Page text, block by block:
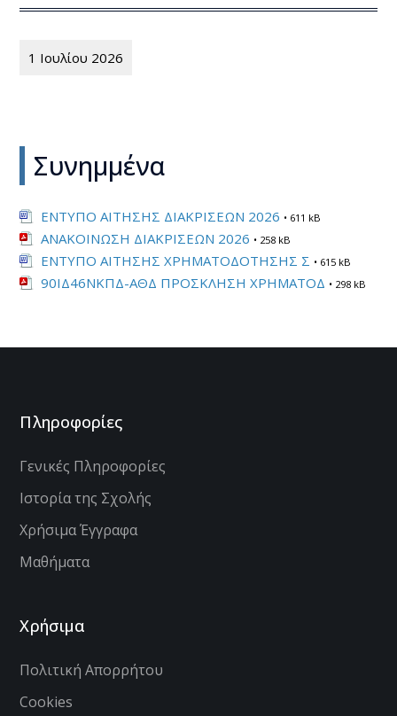
1 Ιουλίου 2026
Συνημμένα
ΕΝΤΥΠΟ ΑΙΤΗΣΗΣ ΔΙΑΚΡΙΣΕΩΝ 2026 • 611 kB
ΑΝΑΚΟΙΝΩΣΗ ΔΙΑΚΡΙΣΕΩΝ 2026 • 258 kB
ΕΝΤΥΠΟ ΑΙΤΗΣΗΣ ΧΡΗΜΑΤΟΔΟΤΗΣΗΣ Σ • 615 kB
90ΙΔ46ΝΚΠΔ-ΑΘΔ ΠΡΟΣΚΛΗΣΗ ΧΡΗΜΑΤΟΔ • 298 kB
Πληροφορίες
Γενικές Πληροφορίες
Ιστορία της Σχολής
Χρήσιμα Έγγραφα
Μαθήματα
Χρήσιμα
Πολιτική Απορρήτου
Cookies